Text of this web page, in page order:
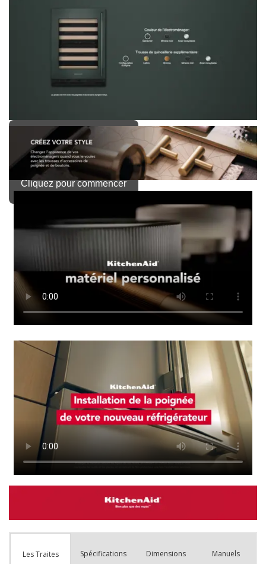
Les Traites Spécifications Dimensions Manuels